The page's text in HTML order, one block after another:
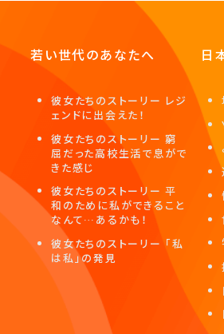
若い世代のあなたへ
彼女たちのストーリー レジ
ェンドに出会えた！
彼女たちのストーリー 窮
屈だった高校生活で息がで
きた感じ
彼女たちのストーリー 平
和のために私ができること
なんて…あるかも！
彼女たちのストーリー 「私
は私」の発見
日